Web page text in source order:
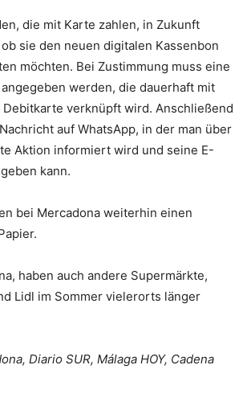
die mit Karte zahlen, in Zukunft
sie den neuen digitalen Kassenbon
möchten. Bei Zustimmung muss eine
werden, die dauerhaft mit
verknüpft wird. Anschließend
auf WhatsApp, in der man über
Aktion informiert wird und seine E-
kann.
bei Mercadona weiterhin einen
haben auch andere Supermärkte,
Lidl im Sommer vielerorts länger
Diario SUR, Málaga HOY, Cadena